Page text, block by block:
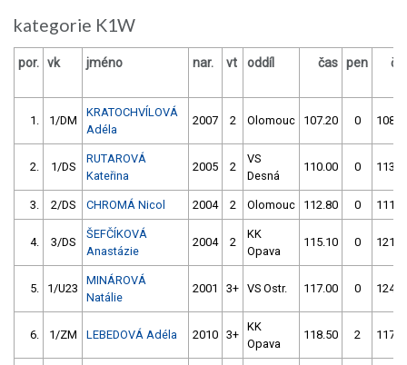
kategorie K1W
por. vk jméno nar. vt oddíl čas pen
1. 1/DM
KRATOCHVÍLOVÁ
Adéla
2007 2 Olomouc 107.20 0
2. 1/DS
RUTAROVÁ
Kateřina
2005 2
VS
Desná
110.00 0
3. 2/DS CHROMÁ Nicol 2004 2 Olomouc 112.80 0
4. 3/DS
ŠEFČÍKOVÁ
Anastázie
2004 2
KK
Opava
115.10 0
5. 1/U23
MINÁROVÁ
Natálie
2001 3+ VS Ostr. 117.00 0
6. 1/ZM LEBEDOVÁ Adéla 2010 3+
KK
Opava
118.50 2